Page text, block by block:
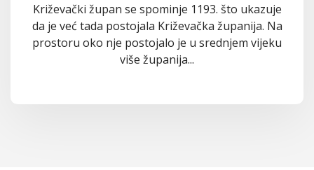
Križevački župan se spominje 1193. što ukazuje
da je već tada postojala Križevačka županija. Na
prostoru oko nje postojalo je u srednjem vijeku
više županija...